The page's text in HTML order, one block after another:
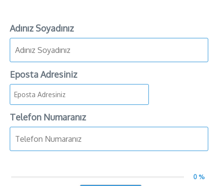
Adınız Soyadınız
Eposta Adresiniz
Telefon Numaranız
0 %